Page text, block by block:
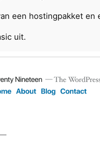
een hostingpakket
uit.